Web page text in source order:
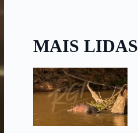
MAIS LIDAS